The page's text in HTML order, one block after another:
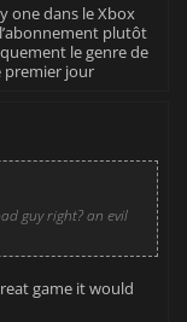
one dans le Xbox
plutôt
le genre de
premier jour
guy right? an evil
game it would